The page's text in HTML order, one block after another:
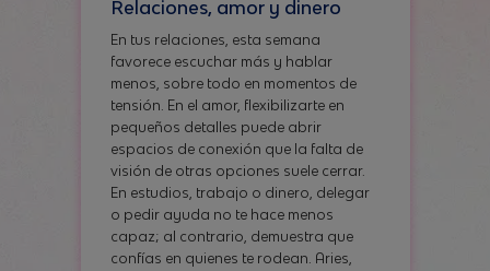
Relaciones, amor y dinero
En tus relaciones, esta semana
favorece escuchar más y hablar
menos, sobre todo en momentos de
tensión. En el amor, flexibilizarte en
pequeños detalles puede abrir
espacios de conexión que la falta de
visión de otras opciones suele cerrar.
En estudios, trabajo o dinero, delegar
o pedir ayuda no te hace menos
capaz; al contrario, demuestra que
confías en quienes te rodean. Aries,